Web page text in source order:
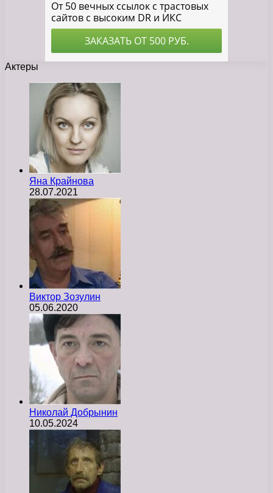
Актеры
Яна Крайнова
28.07.2021
Виктор Зозулин
05.06.2020
Николай Добрынин
10.05.2024